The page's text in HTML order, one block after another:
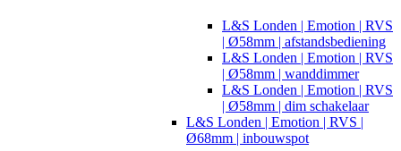
L&S Londen | Emotion | RVS
| Ø58mm | afstandsbediening
L&S Londen | Emotion | RVS
| Ø58mm | wanddimmer
L&S Londen | Emotion | RVS
| Ø58mm | dim schakelaar
L&S Londen | Emotion | RVS |
Ø68mm | inbouwspot